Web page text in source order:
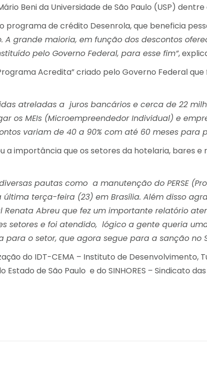
Beni da Universidade de São Paulo (USP) dentre
programa de crédito Desenrola, que beneficia
A grande maioria, em função dos descontos
pelo Governo Federal, para esse fim”,
Acredita” criado pelo Governo Federal
atreladas a juros bancários e cerca de 22
os MEIs (Microempreendedor Individual) e
variam de 40 a 90% com até 60 meses para
a importância que os setores da hotelaria, bares
pautas como a manutenção do PERSE
terça-feira (23) em Brasília. Além disso
Abreu que fez um importante relatório
setores e foi atendido, lógico a gente queria
o setor, que agora segue para a sanção no
do IDT-CEMA – Instituto de Desenvolvimento,
Estado de São Paulo e do SINHORES – Sindicato